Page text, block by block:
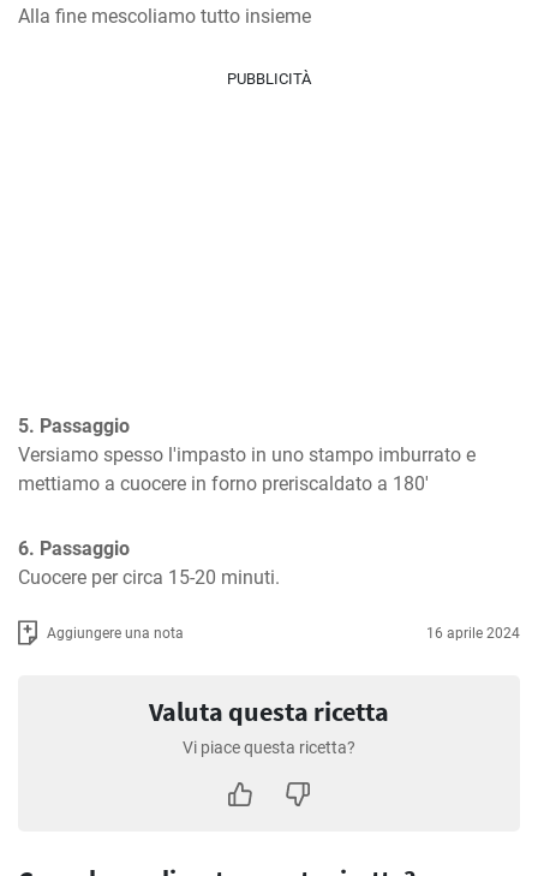
Alla fine mescoliamo tutto insieme
PUBBLICITÀ
5. Passaggio
Versiamo spesso l'impasto in uno stampo imburrato e
mettiamo a cuocere in forno preriscaldato a 180'
6. Passaggio
Cuocere per circa 15-20 minuti.
Aggiungere una nota 16 aprile 2024
Valuta questa ricetta
Vi piace questa ricetta?